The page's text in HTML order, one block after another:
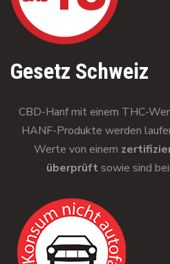
Gesetz Schweiz
CBD-Hanf mit einem THC-
HANF-Produkte werden
Werte von einem
überprüft sowie sind